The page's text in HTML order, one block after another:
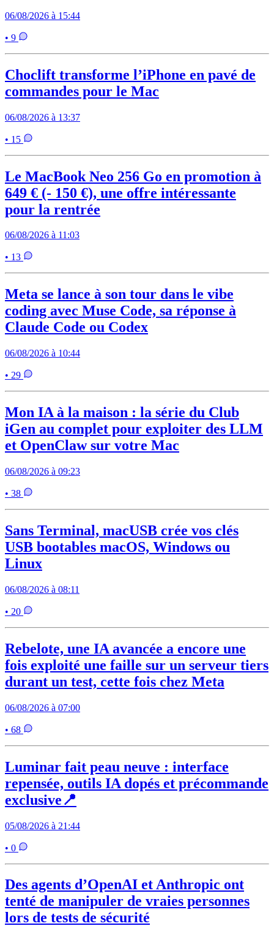
06/08/2026 à 15:44
• 9
Choclift transforme l’iPhone en pavé de
commandes pour le Mac
06/08/2026 à 13:37
• 15
Le MacBook Neo 256 Go en promotion à
649 € (- 150 €), une offre intéressante
pour la rentrée
06/08/2026 à 11:03
• 13
Meta se lance à son tour dans le vibe
coding avec Muse Code, sa réponse à
Claude Code ou Codex
06/08/2026 à 10:44
• 29
Mon IA à la maison : la série du Club
iGen au complet pour exploiter des LLM
et OpenClaw sur votre Mac
06/08/2026 à 09:23
• 38
Sans Terminal, macUSB crée vos clés
USB bootables macOS, Windows ou
Linux
06/08/2026 à 08:11
• 20
Rebelote, une IA avancée a encore une
fois exploité une faille sur un serveur tiers
durant un test, cette fois chez Meta
06/08/2026 à 07:00
• 68
Luminar fait peau neuve : interface
repensée, outils IA dopés et précommande
exclusive📍
05/08/2026 à 21:44
• 0
Des agents d’OpenAI et Anthropic ont
tenté de manipuler de vraies personnes
lors de tests de sécurité